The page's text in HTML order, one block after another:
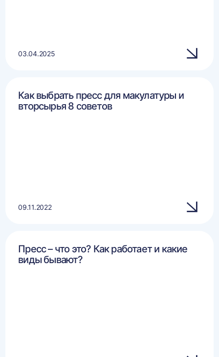
03.04.2025
Как выбрать пресс для макулатуры и
вторсырья 8 советов
09.11.2022
Пресс – что это? Как работает и какие
виды бывают?